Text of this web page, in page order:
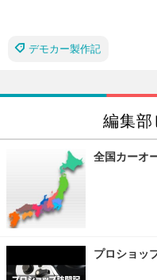
デモカー製作記
編集部
全国カーオ
プロショッ